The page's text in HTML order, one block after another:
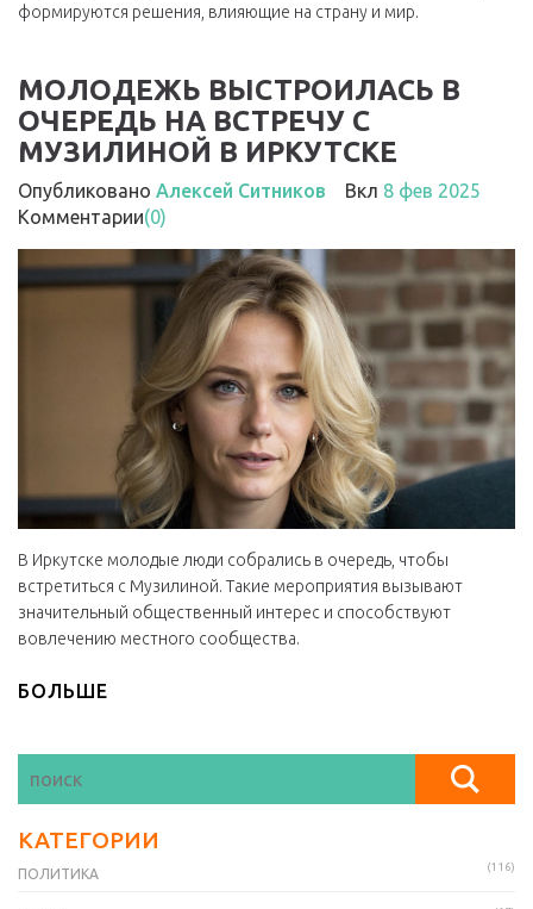
формируются решения, влияющие на страну и мир.
МОЛОДЕЖЬ ВЫСТРОИЛАСЬ В
ОЧЕРЕДЬ НА ВСТРЕЧУ С
МУЗИЛИНОЙ В ИРКУТСКЕ
Опубликовано Алексей Ситников Вкл 8 фев 2025
Комментарии(0)
В Иркутске молодые люди собрались в очередь, чтобы
встретиться с Музилиной. Такие мероприятия вызывают
значительный общественный интерес и способствуют
вовлечению местного сообщества.
БОЛЬШЕ
КАТЕГОРИИ
ПОЛИТИКА (116)